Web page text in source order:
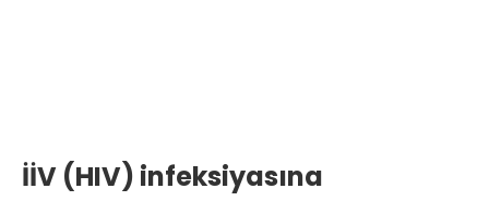
İİV (HIV) infeksiyasına